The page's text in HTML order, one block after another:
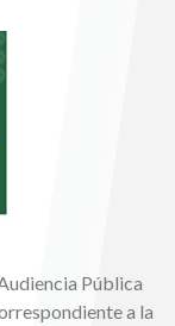
Pública
a la